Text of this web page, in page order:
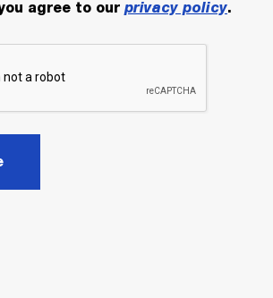
agree to our privacy policy.